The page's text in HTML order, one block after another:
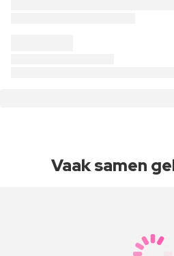
Vaak samen